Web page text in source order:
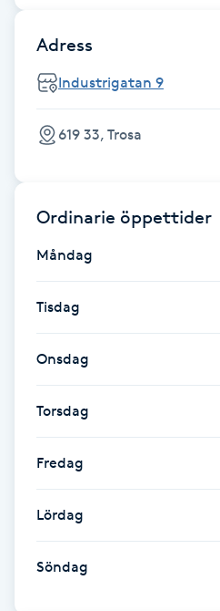
Nagelförstärkning
Nagelklippning
Nagelsvamp
Naglar borttagning
Naglar reparation
Naprapati
Navelpiercing
NBE-massage
Adress
Industrigatan 9
619 33, Trosa
Ordinarie öppettider
Måndag
Tisdag
Onsdag
Torsdag
Fredag
Lördag
Söndag